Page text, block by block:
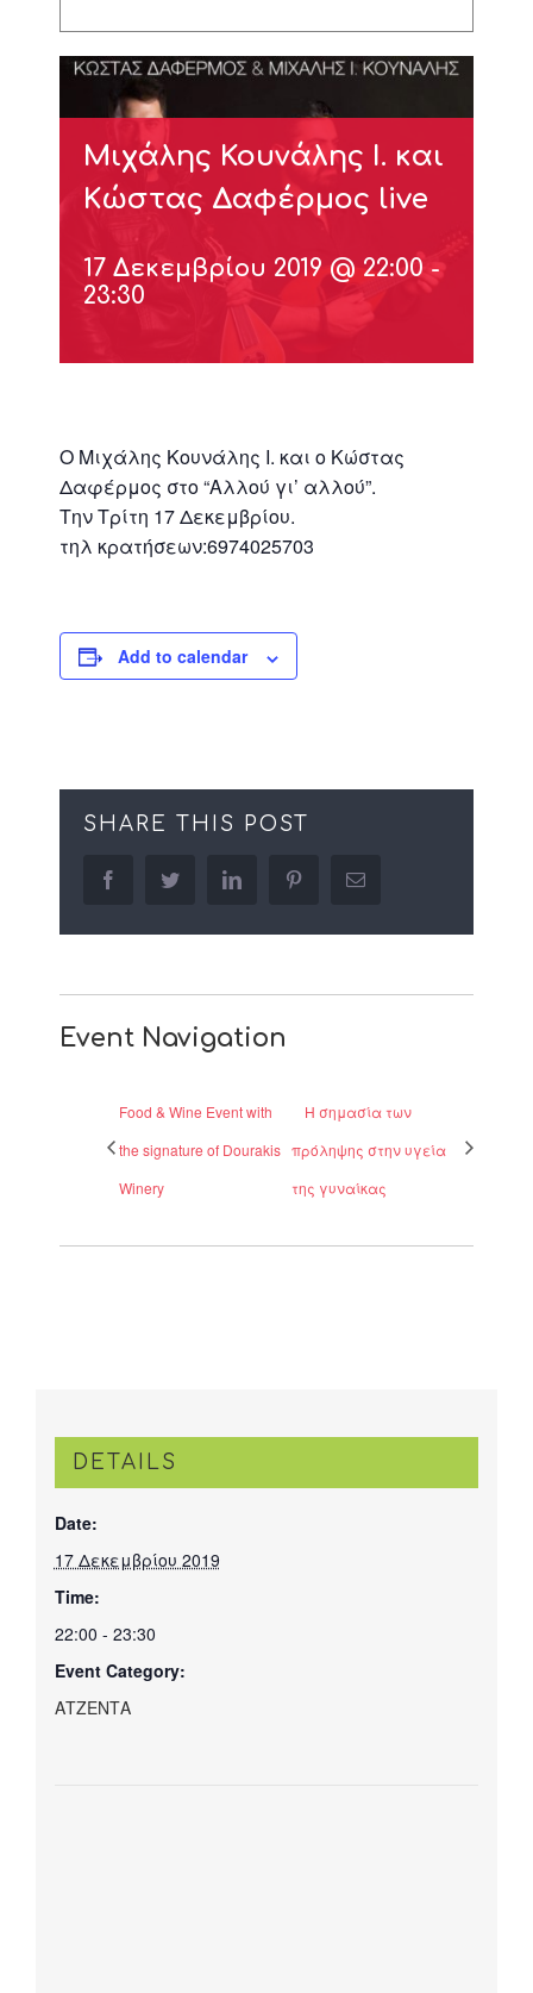
Μιχάλης Κουνάλης Ι. και
Κώστας Δαφέρμος live
17 Δεκεμβρίου 2019 @ 22:00 -
23:30
Ο Μιχάλης Κουνάλης Ι. και ο Κώστας
Δαφέρμος στο “Αλλού γι’ αλλού”.
Την Τρίτη 17 Δεκεμβρίου.
τηλ κρατήσεων:6974025703
Add to calendar
SHARE THIS POST
facebooktwitter linkedin pinterestEmail
Event Navigation
Food & Wine Event with
the signature of Dourakis
Winery
H σημασία των
πρόληψης στην υγεία
της γυναίκας
DETAILS
Date:
17 Δεκεμβρίου 2019
Time:
22:00 - 23:30
Event Category:
ΑΤΖΕΝΤΑ